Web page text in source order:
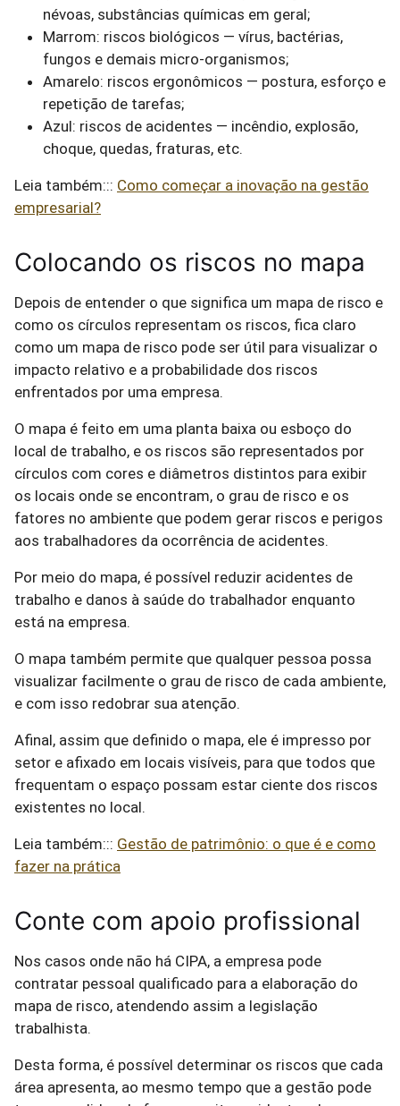
névoas, substâncias químicas em geral;
Marrom: riscos biológicos — vírus, bactérias,
fungos e demais micro-organismos;
Amarelo: riscos ergonômicos — postura, esforço e
repetição de tarefas;
Azul: riscos de acidentes — incêndio, explosão,
choque, quedas, fraturas, etc.
Leia também::: Como começar a inovação na gestão
empresarial?
Colocando os riscos no mapa
Depois de entender o que significa um mapa de risco e
como os círculos representam os riscos, fica claro
como um mapa de risco pode ser útil para visualizar o
impacto relativo e a probabilidade dos riscos
enfrentados por uma empresa.
O mapa é feito em uma planta baixa ou esboço do
local de trabalho, e os riscos são representados por
círculos com cores e diâmetros distintos para exibir
os locais onde se encontram, o grau de risco e os
fatores no ambiente que podem gerar riscos e perigos
aos trabalhadores da ocorrência de acidentes.
Por meio do mapa, é possível reduzir acidentes de
trabalho e danos à saúde do trabalhador enquanto
está na empresa.
O mapa também permite que qualquer pessoa possa
visualizar facilmente o grau de risco de cada ambiente,
e com isso redobrar sua atenção.
Afinal, assim que definido o mapa, ele é impresso por
setor e afixado em locais visíveis, para que todos que
frequentam o espaço possam estar ciente dos riscos
existentes no local.
Leia também::: Gestão de patrimônio: o que é e como
fazer na prática
Conte com apoio profissional
Nos casos onde não há CIPA, a empresa pode
contratar pessoal qualificado para a elaboração do
mapa de risco, atendendo assim a legislação
trabalhista.
Desta forma, é possível determinar os riscos que cada
área apresenta, ao mesmo tempo que a gestão pode